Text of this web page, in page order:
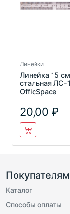
Линейки
Линейка 15 см
стальная ЛС-
OfficSpace
20,00
Покупателям
Каталог
Способы оплаты